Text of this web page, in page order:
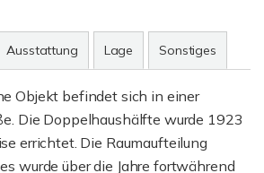
Ausstattung Lage Sonstiges
Objekt befindet sich in einer
Die Doppelhaushälfte wurde 1923
errichtet. Die Raumaufteilung
wurde über die Jahre fortwährend